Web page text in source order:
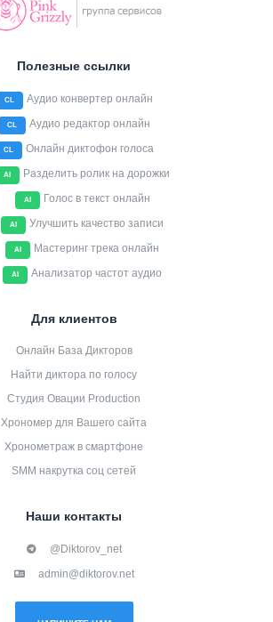
Полезные ссылки
CL Аудио конвертер онлайн
CL Аудио редактор онлайн
CL Онлайн диктофон голоса
AI Разделить ролик на дорожки
AI Голос в текст онлайн
AI Улучшить качество записи
AI Мастеринг трека онлайн
AI Анализатор частот аудио
Для клиентов
Онлайн База Дикторов
Найти диктора по голосу
Студия Овации Production
Хрономер для Вашего сайта
Хронометраж в смартфоне
SMM накрутка соц сетей
Наши контакты
@Diktorov_net
admin@diktorov.net